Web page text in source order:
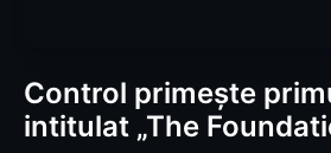
Control primește
intitulat „The